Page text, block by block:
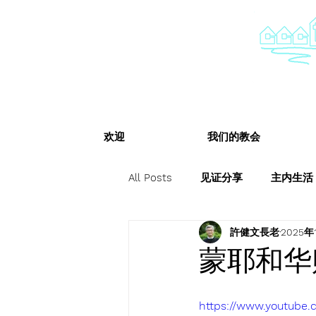
欢迎 我们的教会
All Posts 见证分享 主内生活
蒙耶和
許健文長老2025年
https://